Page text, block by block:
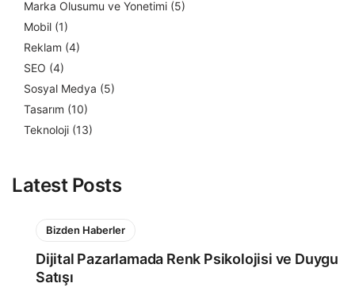
Marka Olusumu ve Yonetimi (5)
Mobil (1)
Reklam (4)
SEO (4)
Sosyal Medya (5)
Tasarım (10)
Teknoloji (13)
Latest Posts
Bizden Haberler
Dijital Pazarlamada Renk Psikolojisi ve Duygu
Satışı